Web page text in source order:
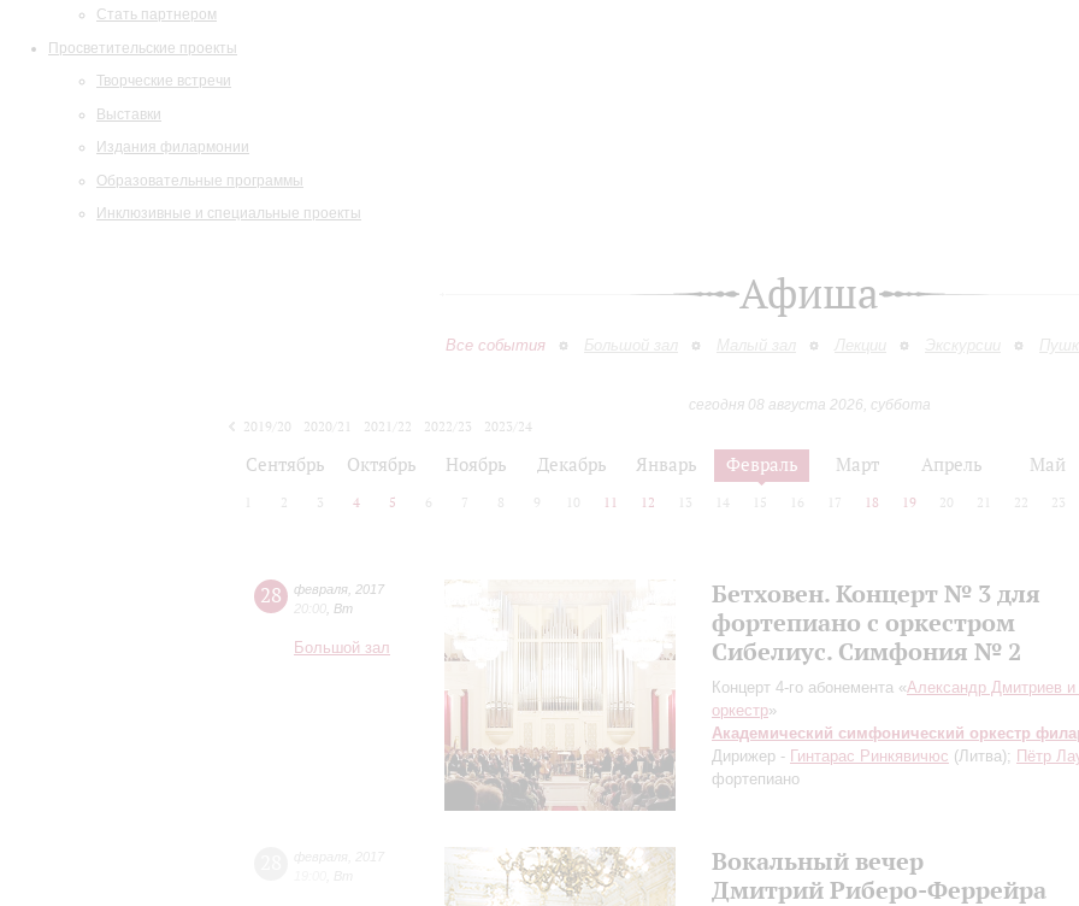
Стать партнером
Просветительские проекты
Творческие встречи
Выставки
Издания филармонии
Образовательные программы
Инклюзивные и специальные проекты
Афиша
Все события Большой зал Малый зал Лекции Экскурсии
сегодня 08 августа 2026, суббота
2019/20
2020/21 2021/22 2022/23
2023/24
Сентябрь Октябрь Ноябрь Декабрь Январь Февраль Март Апрель Май
2 3 4 5 6 7 8 9 10 11 12 13 14 15 16 17 18 19 20 21 22 23
28 февраля 2017
20:00 Вт
Большой зал
Бетховен. Концерт № 3 для
фортепиано с оркестром
Сибелиус. Симфония № 2
Концерт 4-го абонемента «Александр Дмитриев и
оркестр»
Академический симфонический оркестр
Дирижер - Гинтарас Ринкявичюс (Литва); Пётр
фортепиано
Вокальный вечер
Дмитрий Риберо-Феррейра